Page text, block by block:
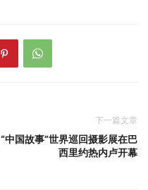
下一篇文章
“中国故事”世界巡回摄影展在巴
西里约热内卢开幕